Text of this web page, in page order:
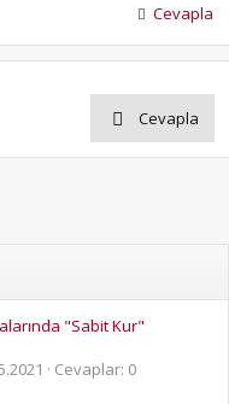
Cevapla
Cevapla
"Sabit Kur"
Cevaplar: 0